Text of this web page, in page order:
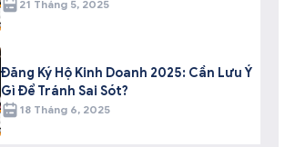
21 Tháng 5, 2025
Đăng Ký Hộ Kinh Doanh 2025: Cần Lưu Ý
Gì Để Tránh Sai Sót?
18 Tháng 6, 2025